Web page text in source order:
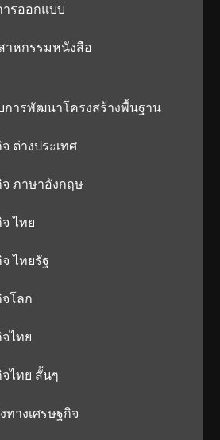
ารออกแบบ
าหกรรมหนังสือ
การพัฒนาโครงสร้างพื้นฐาน
ต่างประเทศ
จ ภาษาอังกฤษ
ไทย
ไทยรัฐ
โลก
ไทย
ไทย สั้นๆ
างเศรษฐกิจ